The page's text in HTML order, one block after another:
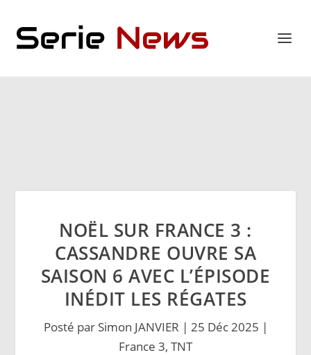
NOËL SUR FRANCE 3 :
CASSANDRE OUVRE SA
SAISON 6 AVEC L’ÉPISODE
INÉDIT LES RÉGATES
Posté par Simon JANVIER | 25 Déc 2025 |
France 3, TNT